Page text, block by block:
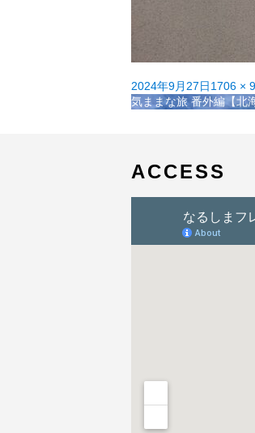
投
稿
2024年9月27日フ
ル
1706 ×
投
ゲ
ー
気ままな旅 番外編【北
ACCESS